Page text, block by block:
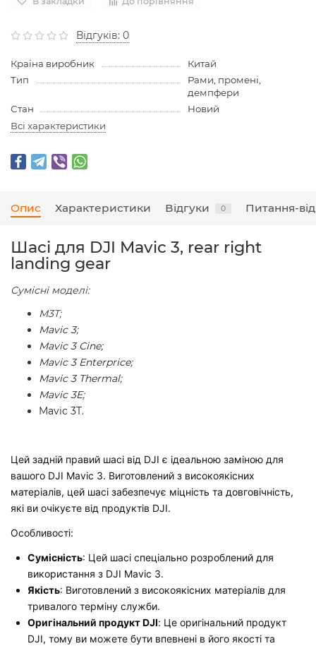
Відгуків: 0
Країна виробник
Китай
Тип
Рами, промені,
демпфери
Стан
Новий
Всі характеристики
Опис Характеристики Відгуки 0 Питання-
Шасі для DJI Mavic 3, rear right
landing gear
Сумісні моделі:
M3T;
Mavic 3;
Mavic 3 Cine;
Mavic 3 Enterprice;
Mavic 3 Thermal;
Mavic 3E;
Mavic 3T.
Цей задній правий шасі від DJI є ідеальною заміною для
вашого DJI Mavic 3. Виготовлений з високоякісних
матеріалів, цей шасі забезпечує міцність та довговічність,
які ви очікуєте від продуктів DJI.
Особливості:
Сумісність: Цей шасі спеціально розроблений для
використання з DJI Mavic 3.
Якість: Виготовлений з високоякісних матеріалів для
тривалого терміну служби.
Оригінальний продукт DJI: Це оригінальний продукт
DJI, тому ви можете бути впевнені в його якості та